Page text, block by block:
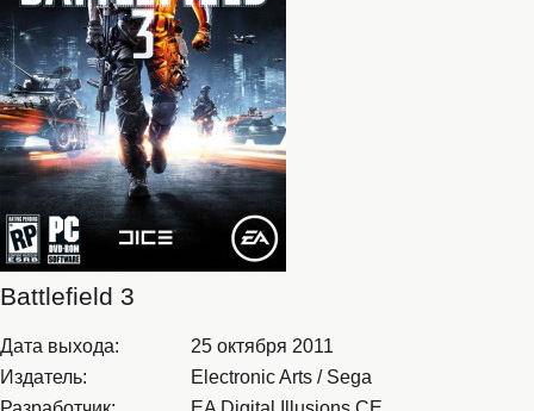
Battlefield 3
Дата выхода:
25 октября 2011
Издатель:
Electronic Arts / Sega